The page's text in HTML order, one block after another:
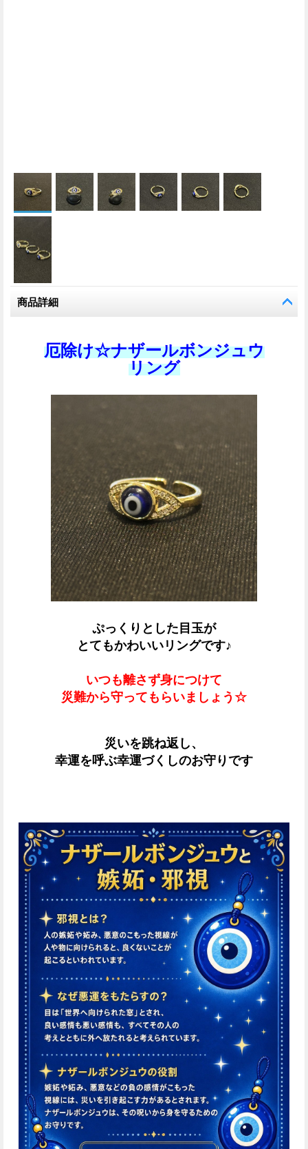
商品詳細
厄除け☆ナザールボンジュウ
リング
ぷっくりとした目玉が
とてもかわいいリングです♪
いつも離さず身につけて
災難から守ってもらいましょう☆
災いを跳ね返し、
幸運を呼ぶ幸運づくしのお守りです